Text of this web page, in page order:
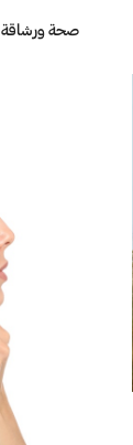
صحة ورشاقة